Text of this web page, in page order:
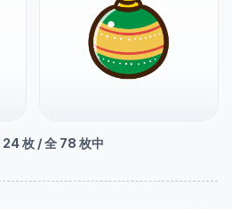
24枚 / 全 78 枚中